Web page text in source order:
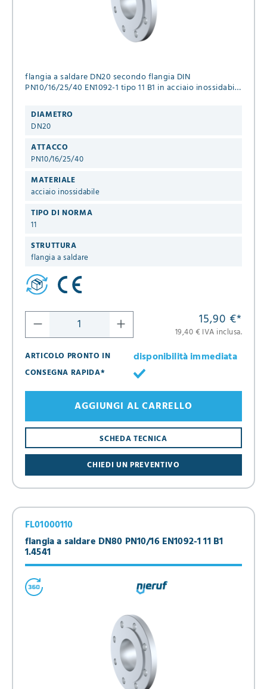
flangia a saldare DN20 secondo flangia DIN
PN10/16/25/40 EN1092-1 tipo 11 B1 in acciaio inossidabile
DIAMETRO
DN20
ATTACCO
PN10/16/25/40
MATERIALE
acciaio inossidabile
TIPO DI NORMA
11
STRUTTURA
flangia a saldare
15,90 €*
19,40 € IVA inclusa.
ARTICOLO PRONTO IN
disponibilità immediata
CONSEGNA RAPIDA*
CHIEDI UN PREVENTIVO
SCHEDA TECNICA
AGGIUNGI AL CARRELLO
flangia a saldare DN80 PN10/16 EN1092-1 11 B1
1.4541
FL01000110